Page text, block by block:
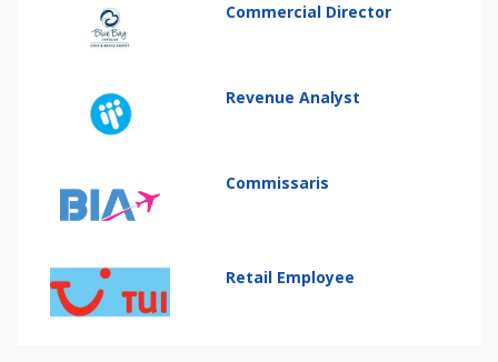
Commercial Director
Revenue Analyst
Commissaris
Retail Employee